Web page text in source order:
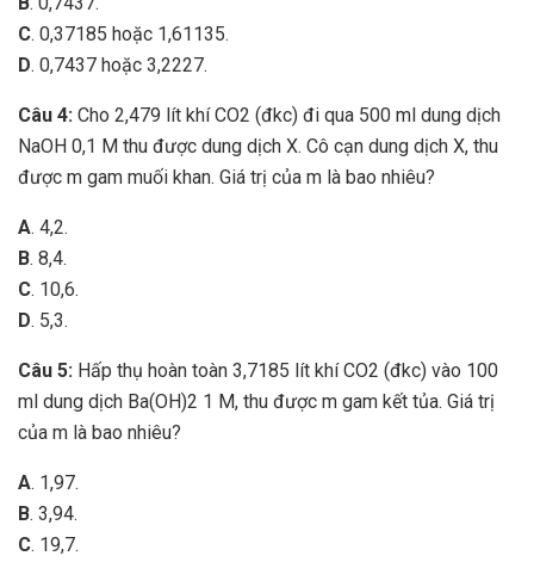
C. 0,37185 hoặc 1,61135.
D. 0,7437 hoặc 3,2227.
Câu 4: Cho 2,479 lít khí CO2 (đkc) đi qua 500 ml dung dịch
NaOH 0,1 M thu được dung dịch X. Cô cạn dung dịch X, thu
được m gam muối khan. Giá trị của m là bao nhiêu?
A. 4,2.
B. 8,4.
C. 10,6.
D. 5,3.
Câu 5: Hấp thụ hoàn toàn 3,7185 lít khí CO2 (đkc) vào 100
ml dung dịch Ba(OH)2 1 M, thu được m gam kết tủa. Giá trị
của m là bao nhiêu?
A. 1,97.
B. 3,94.
C. 19,7.